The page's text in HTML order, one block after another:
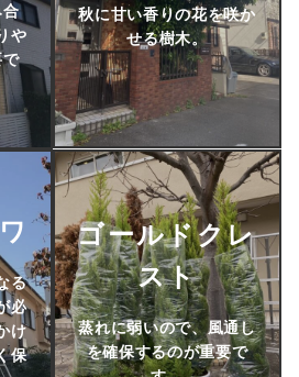
合
や
で
秋に甘い香りの花を咲か
せる樹木。
る
必
け
保
ゴールドクレ
スト
蒸れに弱いので、風通し
を確保するのが重要で